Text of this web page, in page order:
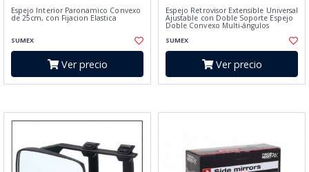
Espejo Interior Paronamico Convexo
de 25cm, con Fijacion Elastica
SUMEX
Ver precio
Espejo Retrovisor Extensible Universal
Ajustable con Doble Soporte Espejo
Doble Convexo Multi-ángulos
SUMEX
Ver precio